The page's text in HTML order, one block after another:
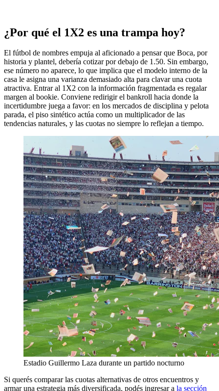
¿Por qué el 1X2 es una trampa hoy?
El fútbol de nombres empuja al aficionado a pensar que Boca, por
historia y plantel, debería cotizar por debajo de 1.50. Sin embargo,
ese número no aparece, lo que implica que el modelo interno de la
casa le asigna una varianza demasiado alta para clavar una cuota
atractiva. Entrar al 1X2 con la información fragmentada es regalar
margen al bookie. Conviene redirigir el bankroll hacia donde la
incertidumbre juega a favor: en los mercados de disciplina y pelota
parada, el piso sintético actúa como un multiplicador de las
tendencias naturales, y las cuotas no siempre lo reflejan a tiempo.
Estadio Guillermo Laza durante un partido nocturno
Si querés comparar las cuotas alternativas de otros encuentros y
armar una estrategia más diversificada, podés ingresar a la sección